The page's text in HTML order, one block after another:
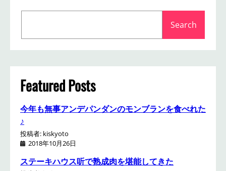
a
r
c
h
Search
Featured Posts
今年も無事アンデパンダンのモンブランを食べれた
♪
投稿者: kiskyoto
2018年10月26日
ステーキハウス听で熟成肉を堪能してきた